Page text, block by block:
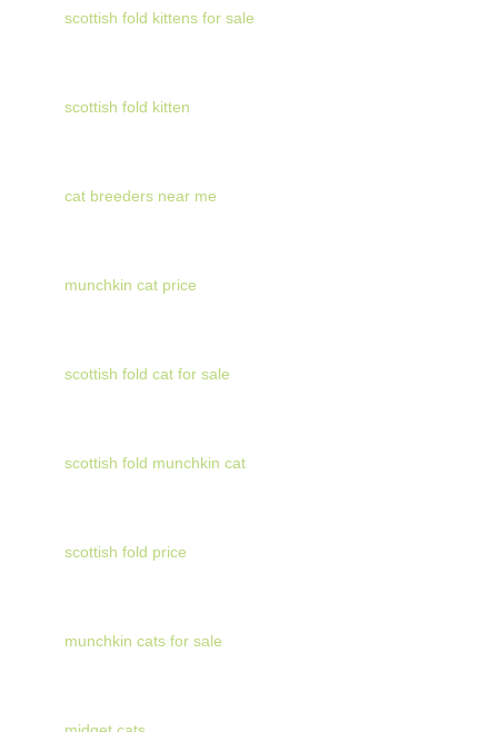
scottish fold kittens for sale
scottish fold kitten
cat breeders near me
munchkin cat price
scottish fold cat for sale
scottish fold munchkin cat
scottish fold price
munchkin cats for sale